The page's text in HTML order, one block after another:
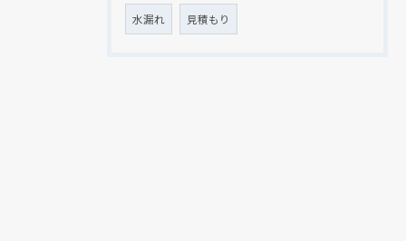
水漏れ 見積もり